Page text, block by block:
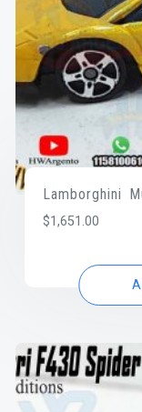
Lamborghini
$1,651.00